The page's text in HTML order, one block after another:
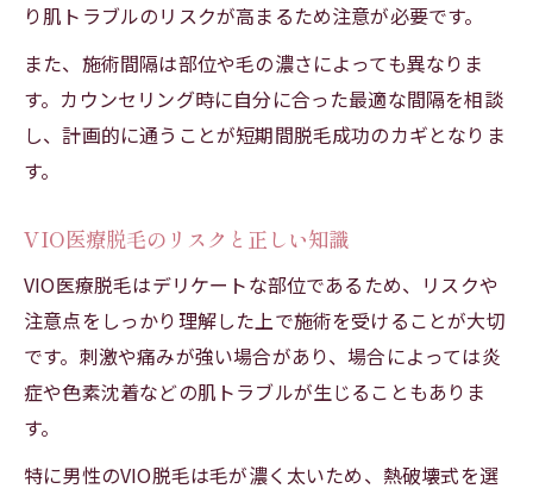
り肌トラブルのリスクが高まるため注意が必要です。
また、施術間隔は部位や毛の濃さによっても異なりま
す。カウンセリング時に自分に合った最適な間隔を相談
し、計画的に通うことが短期間脱毛成功のカギとなりま
す。
VIO医療脱毛のリスクと正しい知識
VIO医療脱毛はデリケートな部位であるため、リスクや
注意点をしっかり理解した上で施術を受けることが大切
です。刺激や痛みが強い場合があり、場合によっては炎
症や色素沈着などの肌トラブルが生じることもありま
す。
特に男性のVIO脱毛は毛が濃く太いため、熱破壊式を選